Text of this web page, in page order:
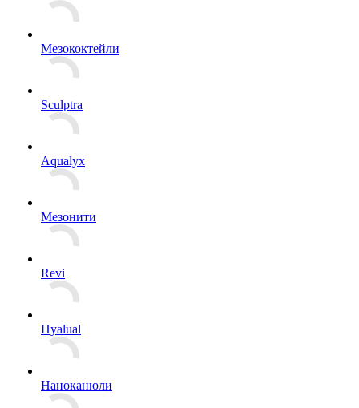
Мезококтейли
Sculptra
Aqualyx
Мезонити
Revi
Hyalual
Наноканюли